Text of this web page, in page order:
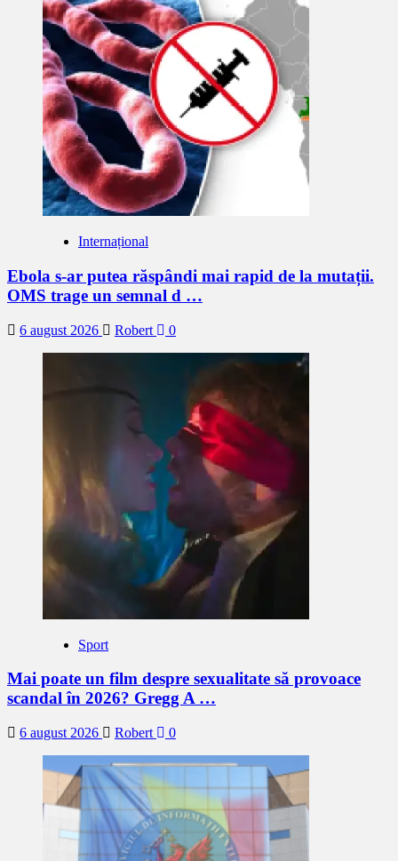
Internațional
Ebola s-ar putea răspândi mai rapid de la mutații.
OMS trage un semnal d …
6 august 2026 Robert 0
Sport
Mai poate un film despre sexualitate să provoace
scandal în 2026? Gregg A …
6 august 2026 Robert 0